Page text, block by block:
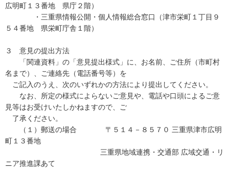
広明町１３番地 県庁２階）
・三重県情報公開・個人情報総合窓口（津市栄町１丁目９
５４番地 県栄町庁舎１階）
３ 意見の提出方法
「関連資料」の「意見提出様式」に、お名前、ご住所（市町村
名まで）、ご連絡先（電話番号等）を
ご記入のうえ、次のいずれかの方法により提出してください。
なお、所定の様式によらないご意見や、電話や口頭によるご意
見等はお受けいたしかねますので、ご
了承ください。
（１）郵送の場合 〒５１４－８５７０ 三重県津市広明
町１３番地
三重県地域連携・交通部 広域交通・リ
ニア推進課あて